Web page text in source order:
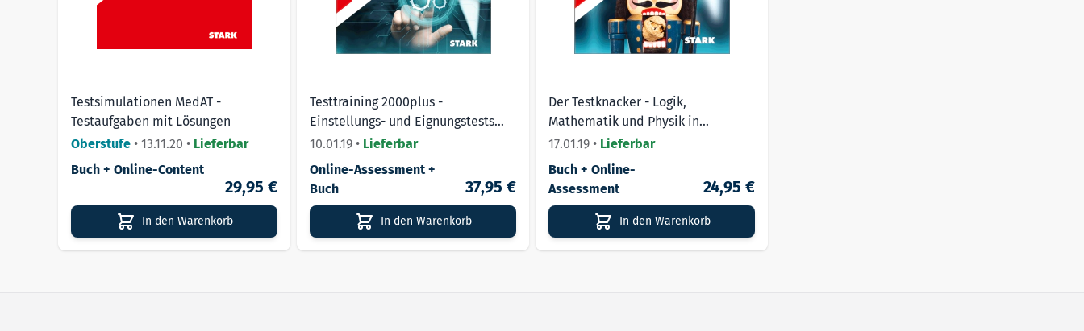
Testsimulationen MedAT -
Testaufgaben mit Lösungen
Oberstufe • 13.11.20 • Lieferbar
Buch + Online-Content
29,95 €
In den Warenkorb
Testtraining 2000plus -
Einstellungs- und Eignungstests
erfolgreich bestehen -
Hesse/Schrader
10.01.19 • Lieferbar
Online-Assessment +
Buch
37,95 €
In den Warenkorb
Der Testknacker - Logik,
Mathematik und Physik in
Einstellungstests
17.01.19 • Lieferbar
Buch + Online-
Assessment
24,95 €
In den Warenkorb